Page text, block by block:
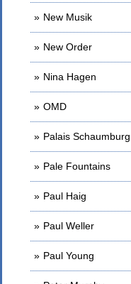
New Musik
New Order
Nina Hagen
OMD
Palais Schaumburg
Pale Fountains
Paul Haig
Paul Weller
Paul Young